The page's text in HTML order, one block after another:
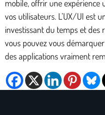
mobile, offrir une expérience
vos utilisateurs. L’UX/UI est
investissant du temps et des
vous pouvez vous
des applications vraiment